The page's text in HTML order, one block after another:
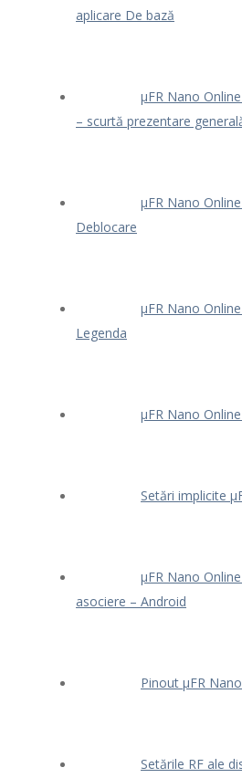
aplicare De bază
μFR Nano
– scurtă prezentare
μFR Nano
Deblocare
μFR Nano
Legenda
μFR Nano
Setări implicite
μFR Nano
asociere – Android
Pinout μFR
Setările RF ale